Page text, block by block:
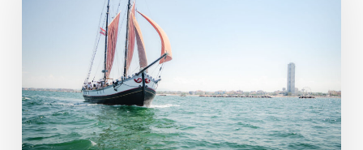
Cesenatico